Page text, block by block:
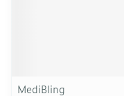
MediBling